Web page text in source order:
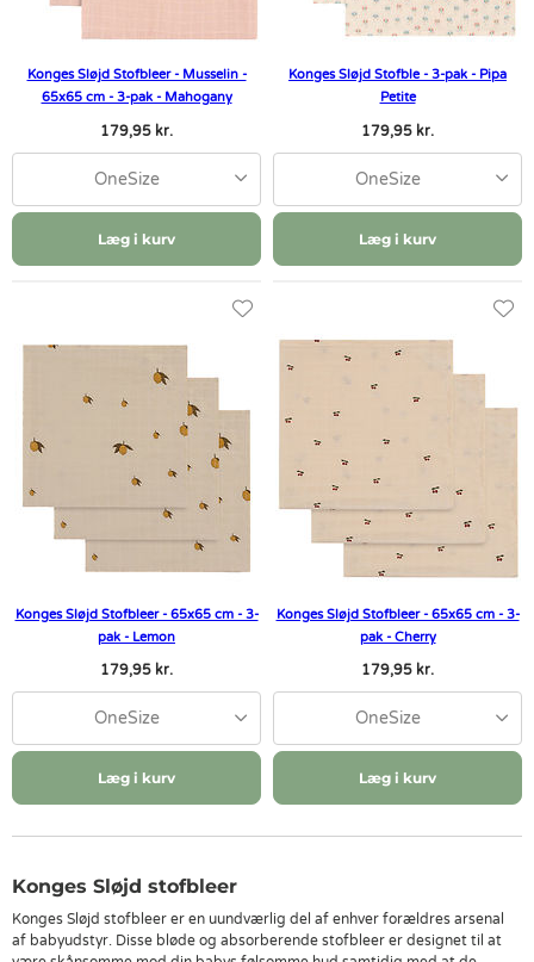
Konges Sløjd Stofbleer - Musselin -
65x65 cm - 3-pak - Mahogany
179,95 kr.
OneSize
Læg i kurv
Konges Sløjd Stofble - 3-pak - Pipa
Petite
179,95 kr.
OneSize
Læg i kurv
Konges Sløjd Stofbleer - 65x65 cm - 3-
pak - Lemon
179,95 kr.
OneSize
Læg i kurv
Konges Sløjd Stofbleer - 65x65 cm - 3-
pak - Cherry
179,95 kr.
OneSize
Læg i kurv
Konges Sløjd stofbleer
Konges Sløjd stofbleer er en uundværlig del af enhver forældres arsenal
af babyudstyr. Disse bløde og absorberende stofbleer er designet til at